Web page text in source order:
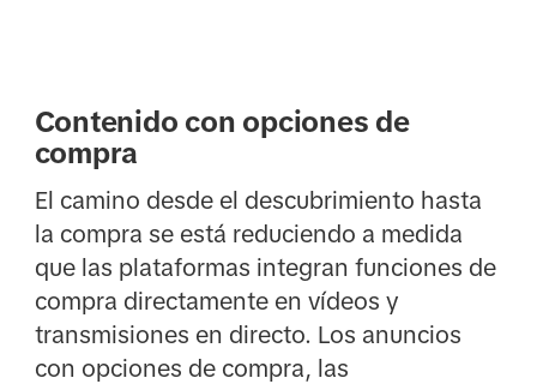
Contenido con opciones de
compra
El camino desde el descubrimiento hasta
la compra se está reduciendo a medida
que las plataformas integran funciones de
compra directamente en vídeos y
transmisiones en directo. Los anuncios
con opciones de compra, las